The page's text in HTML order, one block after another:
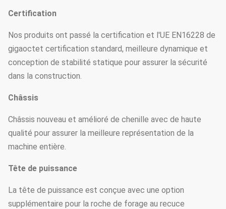
Certification
Nos produits ont passé la certification et l'UE EN16228 de
gigaoctet certification standard, meilleure dynamique et
conception de stabilité statique pour assurer la sécurité
dans la construction.
Châssis
Châssis nouveau et amélioré de chenille avec de haute
qualité pour assurer la meilleure représentation de la
machine entière.
Tête de puissance
La tête de puissance est conçue avec une option
supplémentaire pour la roche de forage au recuce